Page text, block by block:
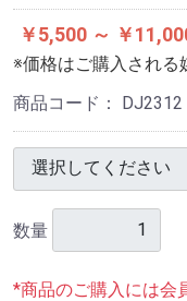
￥5,500 ～ ￥
※価格はご購入される
商品コード： DJ2312
数量
*商品のご購入には会